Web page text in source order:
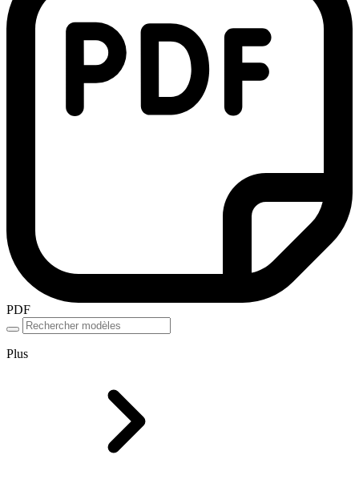
PDF
Plus